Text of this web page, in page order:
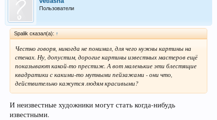
Пользователи
Spalik сказал(а): ↑
Честно говоря, никогда не понимал, для чего нужны картины на
стенах. Ну, допустим, дорогие картины известных мастеров ещё
показывают какой-то престиж. А вот маленькие эти блестящие
квадратики с какими-то мутными пейзажами - они что,
действительно кажутся людям красивыми?
И неизвестные художники могут стать когда-нибудь
известными.